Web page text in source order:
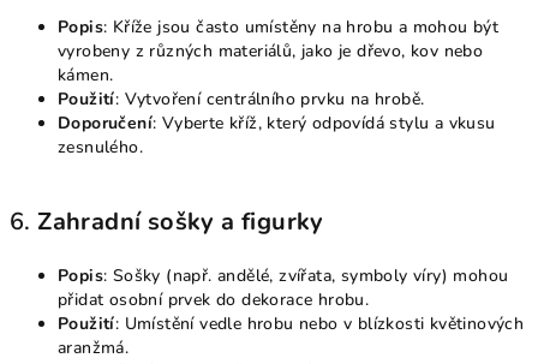
Popis: Kříže jsou často umístěny na hrobu a mohou být
vyrobeny z různých materiálů, jako je dřevo, kov nebo
kámen.
Použití: Vytvoření centrálního prvku na hrobě.
Doporučení: Vyberte kříž, který odpovídá stylu a vkusu
zesnulého.
6.Zahradní sošky a figurky
Popis: Sošky (např. andělé, zvířata, symboly víry) mohou
přidat osobní prvek do dekorace hrobu.
Použití: Umístění vedle hrobu nebo v blízkosti květinových
aranžmá.